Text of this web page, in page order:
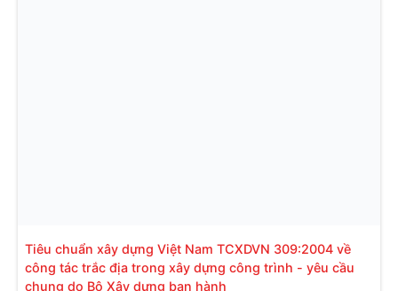
Tiêu chuẩn xây dựng Việt Nam TCXDVN 309:2004 về
công tác trắc địa trong xây dựng công trình - yêu cầu
chung do Bộ Xây dựng ban hành